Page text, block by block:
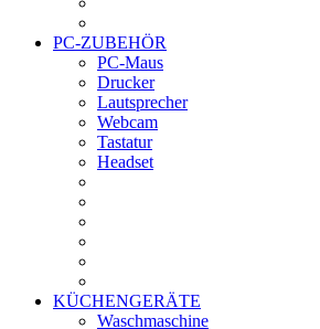
PC-ZUBEHÖR
PC-Maus
Drucker
Lautsprecher
Webcam
Tastatur
Headset
KÜCHENGERÄTE
Waschmaschine